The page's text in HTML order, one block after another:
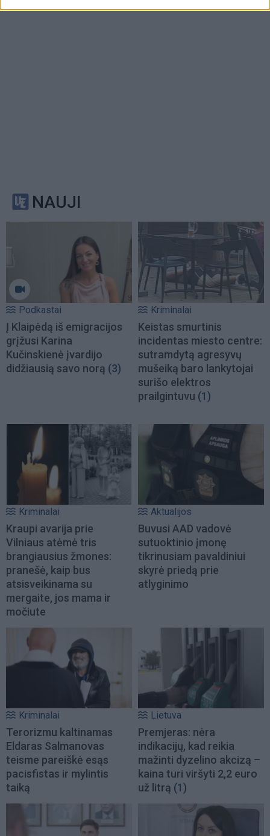
NAUJI
Podkastai
Į Klaipėdą iš emigracijos
grįžusi Karina
Kučinskienė įvardijo
didžiausią savo norą (3)
Kriminalai
Keistas smurtinis
incidentas miesto centre:
sutramdytą agresyvų
mušeiką baro lankytojai
surišo elektros
prailgintuvu (1)
Kriminalai
Kraupi avarija prie
Vilniaus atėmė tris
brangiausius žmones:
pranešė, kaip bus
atsisveikinama su
mergaite, jos mama ir
močiute
Aktualijos
Buvusi AAD vadovė
sutuoktinio įmonę
tikrinusiam pavaldiniui
skyrė priedą prie
atlyginimo
Kriminalai
Terorizmu kaltinamas
Eldaras Salmanovas
teisme pareiškė esąs
pacisfistas ir mylintis
taiką
Lietuva
Premjeras: nėra
indikacijų, kad reikia
mažinti dyzelino akcizą –
kaina turi viršyti 2,2 euro
už litrą (1)